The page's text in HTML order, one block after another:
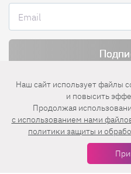
Нажимая на кнопку
пользовательского соглашения
Нашли ошибку?
Наш сайт использует файлы
и повысить
Продолжая
c использованием нами
политики защиты и